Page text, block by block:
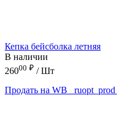
Кепка бейсболка летняя
В наличии
26000 ₽ / Шт
Продать на WB